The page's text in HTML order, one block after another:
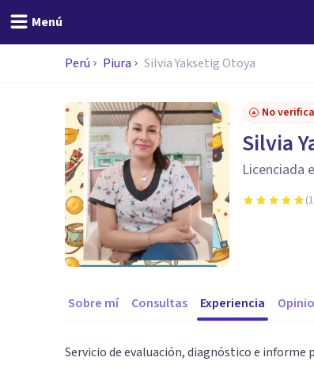
Menú
Perú Piura Silvia Yaksetig Otoya
No
Silvia
Licenciada
(1
Sobre mí Consultas Experiencia
Servicio de evaluación, diagnóstico e informe